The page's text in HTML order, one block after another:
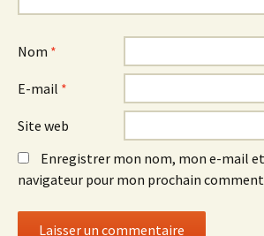
Nom *
E-mail *
Site web
Enregistrer mon nom, mon e-mail
navigateur pour mon prochain